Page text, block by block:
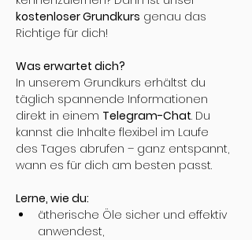
kostenloser Grundkurs genau das
Richtige für dich!
Was erwartet dich?
In unserem Grundkurs erhältst du
täglich spannende Informationen
direkt in einem Telegram-Chat. Du
kannst die Inhalte flexibel im Laufe
des Tages abrufen – ganz entspannt,
wann es für dich am besten passt.
Lerne, wie du:
ätherische Öle sicher und effektiv
anwendest,